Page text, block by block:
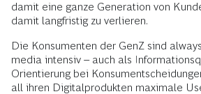
damit eine ganze Generation von
damit langfristig zu verlieren.
Die Konsumenten der GenZ sind
media intensiv – auch als
Orientierung bei
all ihren Digitalprodukten maximale